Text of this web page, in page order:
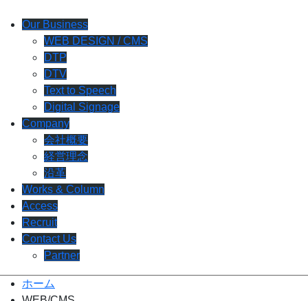
Our Business
WEB DESIGN / CMS
DTP
DTV
Text to Speech
Digital Signage
Company
会社概要
経営理念
沿革
Works & Column
Access
Recruit
Contact Us
Partner
ホーム